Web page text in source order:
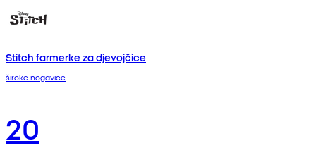
Stitch farmerke za djevojčice
široke nogavice
20